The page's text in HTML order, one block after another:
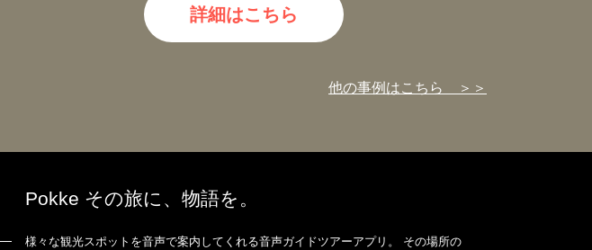
詳細はこちら
他の事例はこちら ＞＞
Pokke その旅に、物語を。
様々な観光スポットを音声で案内してくれる音声ガイドツアーアプリ。 その場所の